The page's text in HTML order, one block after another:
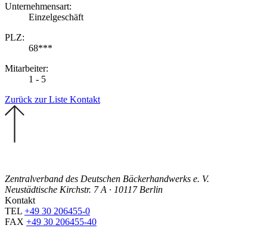
Unternehmensart:
Einzelgeschäft
PLZ:
68***
Mitarbeiter:
1 - 5
Zurück zur Liste Kontakt
Zentralverband des Deutschen Bäckerhandwerks e. V.
Neustädtische Kirchstr. 7 A · 10117 Berlin
Kontakt
TEL +49 30 206455-0
FAX +49 30 206455-40